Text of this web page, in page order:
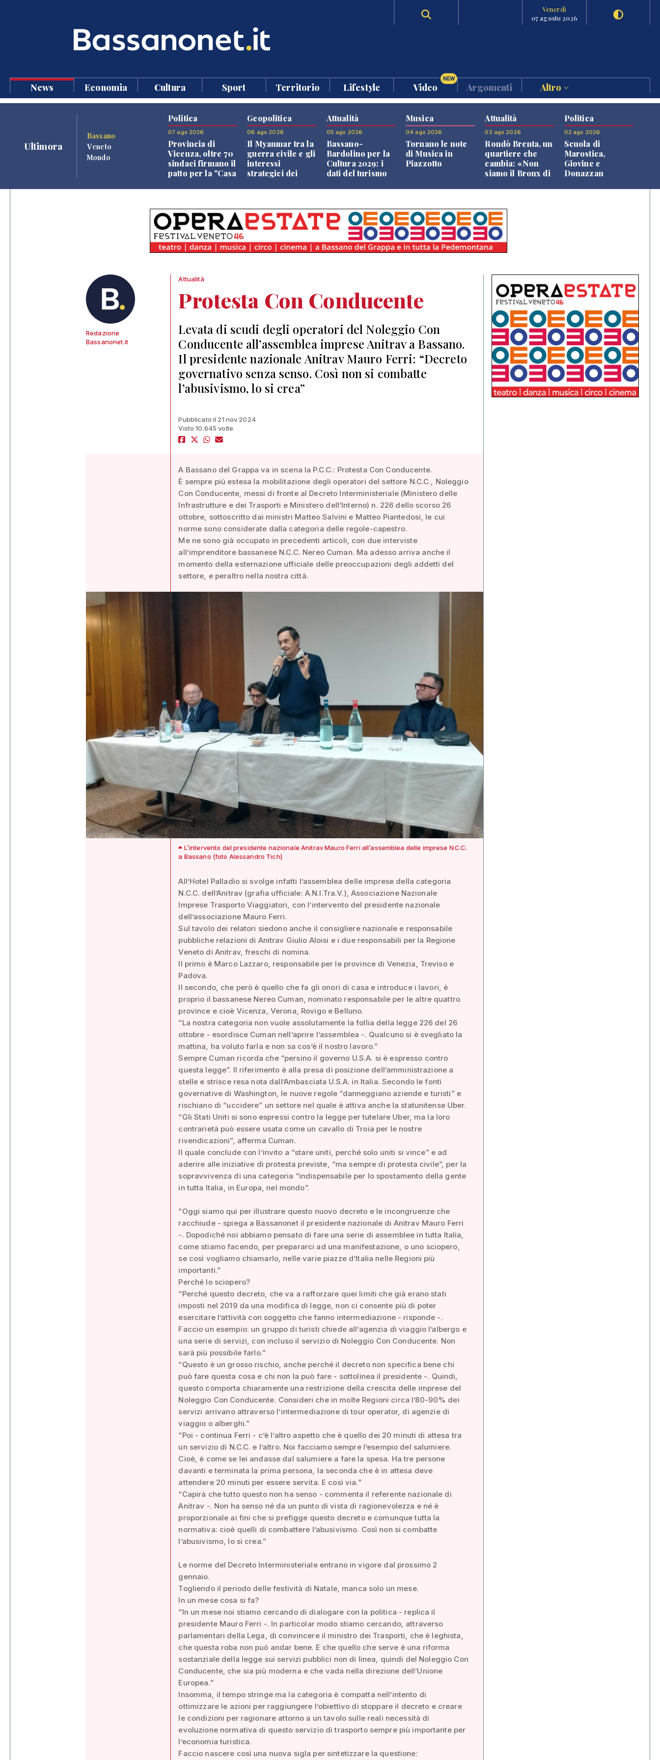
Venerdì
07 agosto 2026
News Economia Cultura Sport Territorio Lifestyle Video
NEW
Argomenti Altro
Ultimora
Bassano
Veneto
Mondo
Politica
07 ago 2026
Provincia di
Vicenza, oltre 70
sindaci firmano il
patto per la "Casa
Geopolitica
06 ago 2026
Il Myanmar tra la
guerra civile e gli
interessi
strategici dei
Attualità
05 ago 2026
Bassano-
Bardolino per la
Cultura 2029: i
dati del turismo
Musica
04 ago 2026
Tornano le note
di Musica in
Piazzotto
Attualità
02 ago 2026
Rondò Brenta, un
quartiere che
cambia: «Non
siamo il Bronx di
Politica
02 ago 2026
Scuola di
Marostica,
Giovine e
Donazzan
Redazione
Bassanonet.it
Attualità
Protesta Con Conducente
Levata di scudi degli operatori del Noleggio Con
Conducente all’assemblea imprese Anitrav a Bassano.
Il presidente nazionale Anitrav Mauro Ferri: “Decreto
governativo senza senso. Così non si combatte
l’abusivismo, lo si crea”
Pubblicato il 21 nov 2024
Visto 10.645 volte
A Bassano del Grappa va in scena la P.C.C.: Protesta Con Conducente.
È sempre più estesa la mobilitazione degli operatori del settore N.C.C., Noleggio
Con Conducente, messi di fronte al Decreto Interministeriale (Ministero delle
Infrastrutture e dei Trasporti e Ministero dell’Interno) n. 226 dello scorso 26
ottobre, sottoscritto dai ministri Matteo Salvini e Matteo Piantedosi, le cui
norme sono considerate dalla categoria delle regole-capestro.
Me ne sono già occupato in precedenti articoli, con due interviste
all’imprenditore bassanese N.C.C. Nereo Cuman. Ma adesso arriva anche il
momento della esternazione ufficiale delle preoccupazioni degli addetti del
settore, e peraltro nella nostra città.
L’intervento del presidente nazionale Anitrav Mauro Ferri all’assemblea delle imprese N.C.C.
a Bassano (foto Alessandro Tich)
All’Hotel Palladio si svolge infatti l’assemblea delle imprese della categoria
N.C.C. dell’Anitrav (grafia ufficiale: A.N.I.Tra.V.), Associazione Nazionale
Imprese Trasporto Viaggiatori, con l’intervento del presidente nazionale
dell’associazione Mauro Ferri.
Sul tavolo dei relatori siedono anche il consigliere nazionale e responsabile
pubbliche relazioni di Anitrav Giulio Aloisi e i due responsabili per la Regione
Veneto di Anitrav, freschi di nomina.
Il primo è Marco Lazzaro, responsabile per le province di Venezia, Treviso e
Padova.
Il secondo, che però è quello che fa gli onori di casa e introduce i lavori, è
proprio il bassanese Nereo Cuman, nominato responsabile per le altre quattro
province e cioè Vicenza, Verona, Rovigo e Belluno.
“La nostra categoria non vuole assolutamente la follia della legge 226 del 26
ottobre - esordisce Cuman nell’aprire l’assemblea -. Qualcuno si è svegliato la
mattina, ha voluto farla e non sa cos’è il nostro lavoro.”
Sempre Cuman ricorda che “persino il governo U.S.A. si è espresso contro
questa legge”. Il riferimento è alla presa di posizione dell’amministrazione a
stelle e strisce resa nota dall’Ambasciata U.S.A. in Italia. Secondo le fonti
governative di Washington, le nuove regole “danneggiano aziende e turisti” e
rischiano di “uccidere” un settore nel quale è attiva anche la statunitense Uber.
“Gli Stati Uniti si sono espressi contro la legge per tutelare Uber, ma la loro
contrarietà può essere usata come un cavallo di Troia per le nostre
rivendicazioni”, afferma Cuman.
Il quale conclude con l’invito a “stare uniti, perché solo uniti si vince” e ad
aderire alle iniziative di protesta previste, “ma sempre di protesta civile”, per la
sopravvivenza di una categoria “indispensabile per lo spostamento della gente
in tutta Italia, in Europa, nel mondo”.
“Oggi siamo qui per illustrare questo nuovo decreto e le incongruenze che
racchiude - spiega a Bassanonet il presidente nazionale di Anitrav Mauro Ferri
-. Dopodiché noi abbiamo pensato di fare una serie di assemblee in tutta Italia,
come stiamo facendo, per prepararci ad una manifestazione, o uno sciopero,
se così vogliamo chiamarlo, nelle varie piazze d’Italia nelle Regioni più
importanti.”
Perché lo sciopero?
“Perché questo decreto, che va a rafforzare quei limiti che già erano stati
imposti nel 2019 da una modifica di legge, non ci consente più di poter
esercitare l’attività con soggetto che fanno intermediazione - risponde -.
Faccio un esempio: un gruppo di turisti chiede all’agenzia di viaggio l’albergo e
una serie di servizi, con incluso il servizio di Noleggio Con Conducente. Non
sarà più possibile farlo.”
“Questo è un grosso rischio, anche perché il decreto non specifica bene chi
può fare questa cosa e chi non la può fare - sottolinea il presidente -. Quindi,
questo comporta chiaramente una restrizione della crescita delle imprese del
Noleggio Con Conducente. Consideri che in molte Regioni circa l’80-90% dei
servizi arrivano attraverso l’intermediazione di tour operator, di agenzie di
viaggio o alberghi.”
“Poi - continua Ferri - c’è l’altro aspetto che è quello dei 20 minuti di attesa tra
un servizio di N.C.C. e l’altro. Noi facciamo sempre l’esempio del salumiere.
Cioè, è come se lei andasse dal salumiere a fare la spesa. Ha tre persone
davanti e terminata la prima persona, la seconda che è in attesa deve
attendere 20 minuti per essere servita. E così via.”
“Capirà che tutto questo non ha senso - commenta il referente nazionale di
Anitrav -. Non ha senso né da un punto di vista di ragionevolezza e né è
proporzionale ai fini che si prefigge questo decreto e comunque tutta la
normativa: cioè quelli di combattere l’abusivismo. Così non si combatte
l’abusivismo, lo si crea.”
Le norme del Decreto Interministeriale entrano in vigore dal prossimo 2
gennaio.
Togliendo il periodo delle festività di Natale, manca solo un mese.
In un mese cosa si fa?
“In un mese noi stiamo cercando di dialogare con la politica - replica il
presidente Mauro Ferri -. In particolar modo stiamo cercando, attraverso
parlamentari della Lega, di convincere il ministro dei Trasporti, che è leghista,
che questa roba non può andar bene. E che quello che serve è una riforma
sostanziale della legge sui servizi pubblici non di linea, quindi del Noleggio Con
Conducente, che sia più moderna e che vada nella direzione dell’Unione
Europea.”
Insomma, il tempo stringe ma la categoria è compatta nell’intento di
ottimizzare le azioni per raggiungere l’obiettivo di stoppare il decreto e creare
le condizioni per ragionare attorno a un tavolo sulle reali necessità di
evoluzione normativa di questo servizio di trasporto sempre più importante per
l’economia turistica.
Faccio nascere così una nuova sigla per sintetizzare la questione: